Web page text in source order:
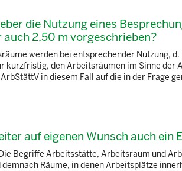
die Nutzung eines
2,50 m vorgeschrieben?
werden bei entsprechender Nutzung,
kurzfristig, den Arbeitsräumen im Sinne
in diesem Fall auf die in der Frage
auf eigenen Wunsch auch ein
Begriffe Arbeitsstätte, Arbeitsraum und
Räume, in denen Arbeitsplätze